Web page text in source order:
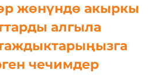
жөнүндө акыркы
алгыла
чечимдер